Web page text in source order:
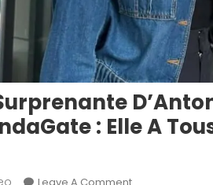
: Elle A
Leave A CommentOn